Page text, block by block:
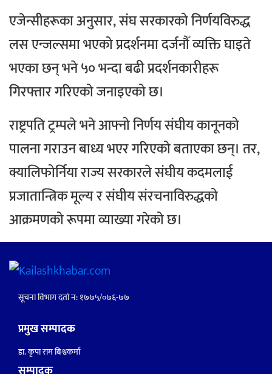
एजेन्सीहरूका अनुसार, संघ सरकारको निर्णयविरुद्ध
लस एन्जल्समा भएको प्रदर्शनमा दर्जनौँ व्यक्ति घाइते
भएका छन् भने ५० भन्दा बढी प्रदर्शनकारीहरू
गिरफ्तार गरिएको जनाइएको छ।
राष्ट्रपति ट्रम्पले भने आफ्नो निर्णय संघीय कानूनको
पालना गराउन बाध्य भएर गरिएको बताएका छन्। तर,
क्यालिफोर्निया राज्य सरकारले संघीय कदमलाई
प्रजातान्त्रिक मूल्य र संघीय संरचनाविरुद्धको
आक्रमणको रूपमा व्याख्या गरेको छ।
सूचना विभाग दर्ता नं: १७७५/०७६-७७
प्रमुख सम्पादक
डा. कृपा राम बिश्वकर्मा